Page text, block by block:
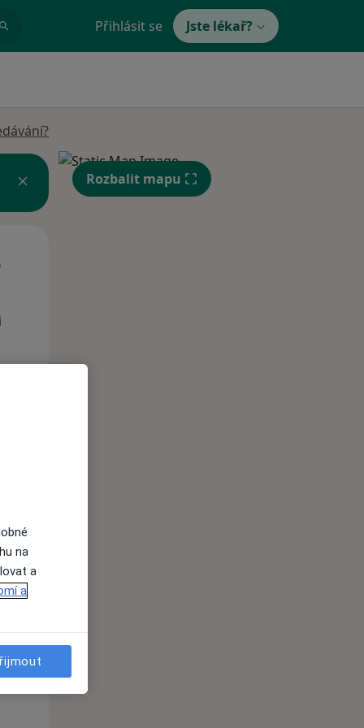
Přihlásit se Jste lékař?
Rozbalit mapu
na
a
a